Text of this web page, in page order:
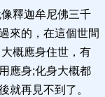
釋迦牟尼佛三千
來的，在這個世間
概應身住世，有
應身;化身大概都
就再見不到了。